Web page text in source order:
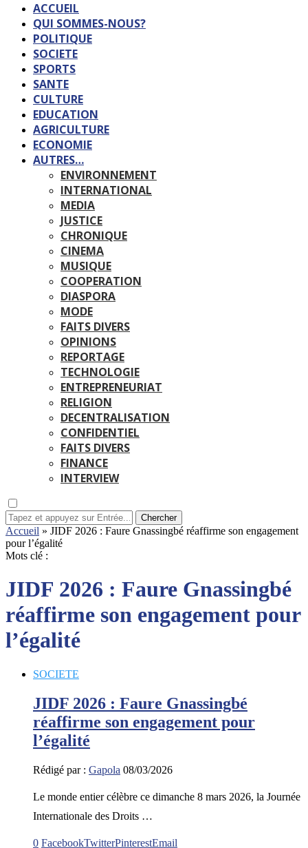
ACCUEIL
QUI SOMMES-NOUS?
POLITIQUE
SOCIETE
SPORTS
SANTE
CULTURE
EDUCATION
AGRICULTURE
ECONOMIE
AUTRES…
ENVIRONNEMENT
INTERNATIONAL
MEDIA
JUSTICE
CHRONIQUE
CINEMA
MUSIQUE
COOPERATION
DIASPORA
MODE
FAITS DIVERS
OPINIONS
REPORTAGE
TECHNOLOGIE
ENTREPRENEURIAT
RELIGION
DECENTRALISATION
CONFIDENTIEL
FAITS DIVERS
FINANCE
INTERVIEW
Chercher
Accueil » JIDF 2026 : Faure Gnassingbé réaffirme son engagement
pour l’égalité
Mots clé :
JIDF 2026 : Faure Gnassingbé
réaffirme son engagement pour
l’égalité
SOCIETE
JIDF 2026 : Faure Gnassingbé
réaffirme son engagement pour
l’égalité
Rédigé par : Gapola 08/03/2026
Le monde entier célèbre ce dimanche 8 mars 2026, la Journée
Internationale des Droits …
0 FacebookTwitterPinterestEmail